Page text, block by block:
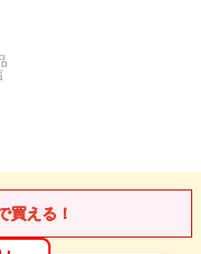
買える！